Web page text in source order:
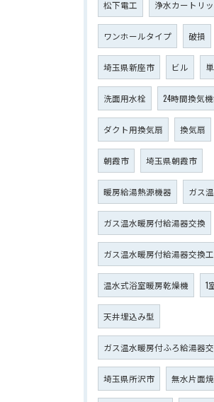
松下電工 浄水カートリ
ワンホールタイプ 破損
埼玉県新座市 ビル
洗面用水栓 24時間換気
ダクト用換気扇 換気扇
朝霞市 埼玉県朝霞市
暖房給湯熱源機器 ガス
ガス温水暖房付給湯器交換
ガス温水暖房付給湯器交換
温水式浴室暖房乾燥機 1
天井埋込み型
ガス温水暖房付ふろ給湯器
埼玉県所沢市 無水片面焼